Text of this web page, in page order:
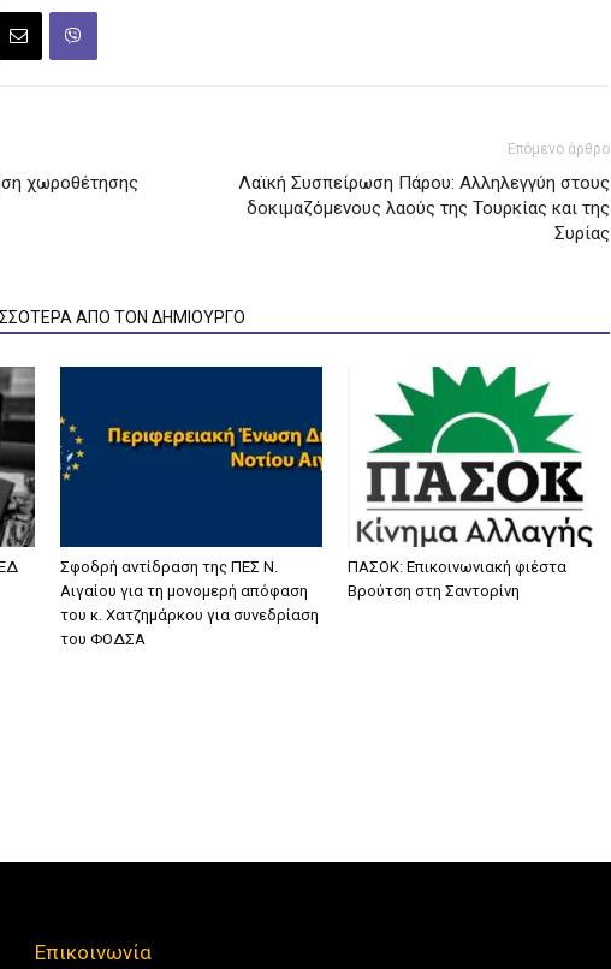
χωροθέτησης
Επόμενο άρθρο
Λαϊκή Συσπείρωση Πάρου: Αλληλεγγύη στους
δοκιμαζόμενους λαούς της Τουρκίας και της
Συρίας
ΑΠΟ ΤΟΝ ΔΗΜΙΟΥΡΓΟ
Σφοδρή αντίδραση της ΠΕΣ Ν.
Αιγαίου για τη μονομερή απόφαση
του κ. Χατζημάρκου για συνεδρίαση
του ΦΟΔΣΑ
ΠΑΣΟΚ: Επικοινωνιακή φιέστα
Βρούτση στη Σαντορίνη
Επικοινωνία